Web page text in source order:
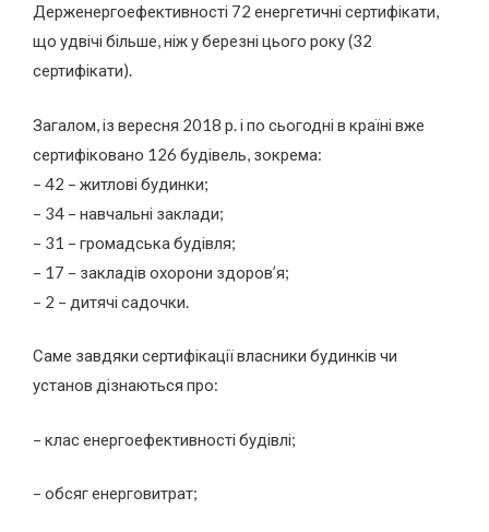
Держенергоефективності 72 енергетичні сертифікати,
що удвічі більше, ніж у березні цього року (32
сертифікати).
Загалом, із вересня 2018 р. і по сьогодні в країні вже
сертифіковано 126 будівель, зокрема:
– 42 – житлові будинки;
– 34 – навчальні заклади;
– 31 – громадська будівля;
– 17 – закладів охорони здоров’я;
– 2 – дитячі садочки.
Саме завдяки сертифікації власники будинків чи
установ дізнаються про:
– клас енергоефективності будівлі;
– обсяг енерговитрат;